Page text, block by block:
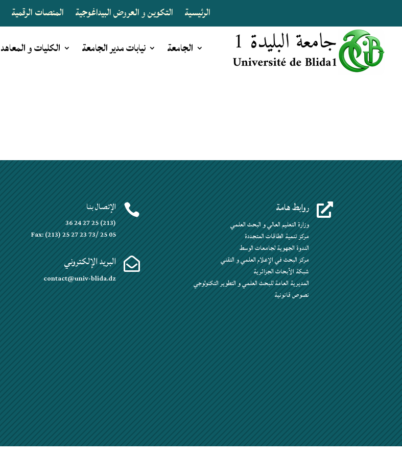
الرئيسية التكوين و العروض البيداغوجية المنصات الرقمية
الجامعة نيابات مدير الجامعة الكليات و المعاهد
 الإتصال بنا
(213) 25 27 24 36
Fax: (213) 25 27 23 73/ 25 05
 البريد الإلكتروني
contact@univ-blida.dz
 روابط هامة
وزارة التعليم العالي و البحث العلمي
مركز تنمية الطاقات المتجددة
الندوة الجهوية لجامعات الوسط
مركز البحث في الإعلام العلمي و التقني
شبكة الأبحاث الجزائرية
المديرية العامة للبحث العلمي و التطوير التكنولوجي
نصوص قانونية